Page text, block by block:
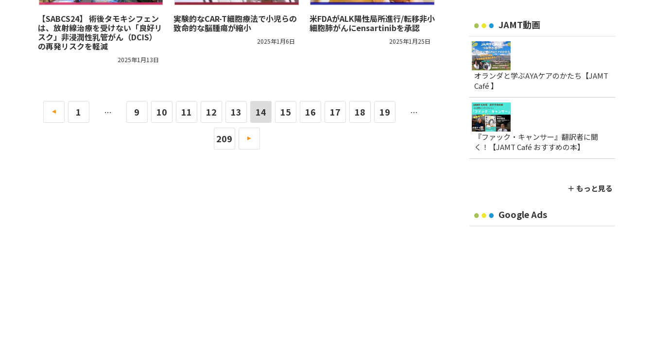
【SABCS24】 術後タモキシフェン
は、放射線治療を受けない「良好リ
スク」非浸潤性乳管がん（DCIS）
の再発リスクを軽減
2025年1月13日
実験的なCAR-T細胞療法で小児らの
致命的な脳腫瘍が縮小
2025年1月6日
米FDAがALK陽性局所進行/転移非小
細胞肺がんにensartinibを承認
2025年1月25日
« 1 … 9 10 11 12 13 14 15 16 17 18 19 …
209 »
JAMT動画
オランダと学ぶAYAケアのかたち【JAMT
Café 】
『ファック・キャンサー』翻訳者に聞
く！【JAMT Café おすすめの本】
＋ もっと見る
Google Ads